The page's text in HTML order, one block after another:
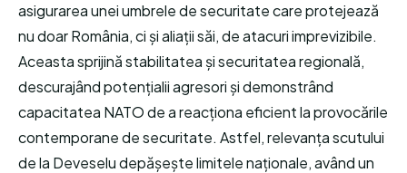
asigurarea unei umbrele de securitate care protejează
nu doar România, ci și aliații săi, de atacuri imprevizibile.
Aceasta sprijină stabilitatea și securitatea regională,
descurajând potențialii agresori și demonstrând
capacitatea NATO de a reacționa eficient la provocările
contemporane de securitate. Astfel, relevanța scutului
de la Deveselu depășește limitele naționale, având un